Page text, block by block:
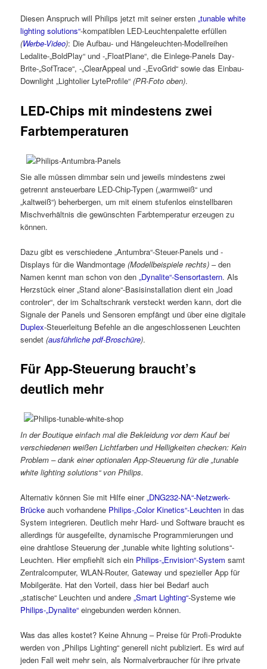
Diesen Anspruch will Philips jetzt mit seiner ersten„tunable white
lighting solutions“-kompatiblen LED-Leuchtenpalette erfüllen
(Werbe-Video): Die Aufbau- und Hängeleuchten-Modellreihen
Ledalite-„BoldPlay“ und -„FloatPlane“, die Einlege-Panels Day-
Brite-„SofTrace“, -„ClearAppeal und -„EvoGrid“ sowie das Einbau-
Downlight „Lightolier LyteProfile“(PR-Foto oben).
LED-Chips mit mindestens zwei
Farbtemperaturen
Sie alle müssen dimmbar sein und jeweils mindestens zwei
getrennt ansteuerbare LED-Chip-Typen („warmweiß“ und
„kaltweiß“) beherbergen, um mit einem stufenlos einstellbaren
Mischverhältnis die gewünschten Farbtemperatur erzeugen zu
können.
Dazu gibt es verschiedene „Antumbra“-Steuer-Panels und -
Displays für die Wandmontage(Modellbeispiele rechts) – den
Namen kennt man schon von den„Dynalite“-Sensortastern. Als
Herzstück einer „Stand alone“-Basisinstallation dient ein „load
controler“, der im Schaltschrank versteckt werden kann, dort die
Signale der Panels und Sensoren empfängt und über eine digitale
Duplex-Steuerleitung Befehle an die angeschlossenen Leuchten
sendet(ausführliche pdf-Broschüre).
Für App-Steuerung braucht’s
deutlich mehr
In der Boutique einfach mal die Bekleidung vor dem Kauf bei
verschiedenen weißen Lichtfarben und Helligkeiten checken: Kein
Problem – dank einer optionalen App-Steuerung für die „tunable
white lighting solutions“ von Philips.
Alternativ können Sie mit Hilfe einer„DNG232-NA“-Netzwerk-
Brücke auch vorhandene Philips-„Color Kinetics“-Leuchten in das
System integrieren. Deutlich mehr Hard- und Software braucht es
allerdings für ausgefeilte, dynamische Programmierungen und
eine drahtlose Steuerung der „tunable white lighting solutions“-
Leuchten. Hier empfiehlt sich ein Philips-„Envision“-System samt
Zentralcomputer, WLAN-Router, Gateway und spezieller App für
Mobilgeräte. Hat den Vorteil, dass hier bei Bedarf auch
„statische“ Leuchten und andere„Smart Lighting“-Systeme wie
Philips-„Dynalite“ eingebunden werden können.
Was das alles kostet? Keine Ahnung – Preise für Profi-Produkte
werden von „Philips Lighting“ generell nicht publiziert. Es wird auf
jeden Fall weit mehr sein, als Normalverbraucher für ihre private